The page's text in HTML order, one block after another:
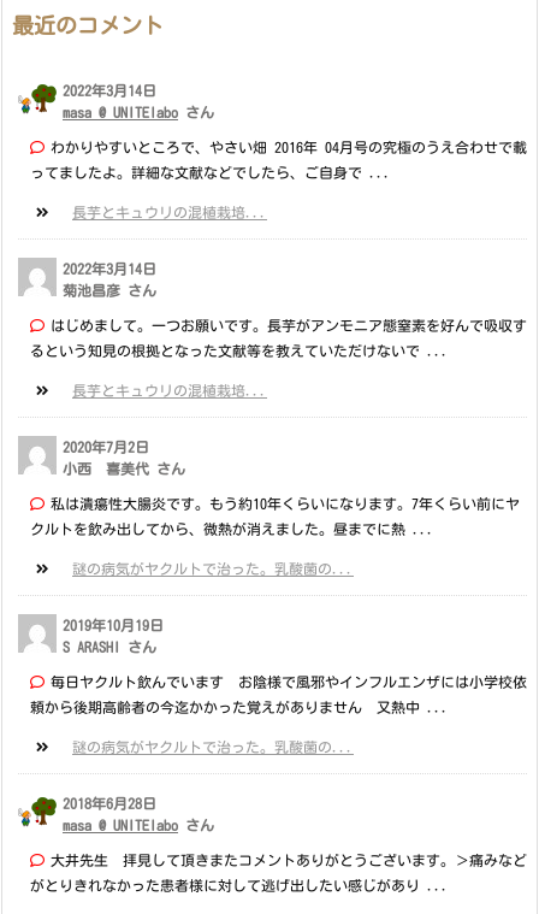
最近のコメント
2022年3月14日
masa @ UNITElabo さん
わかりやすいところで、やさい畑 2016年 04月号の究極のうえ合わせで載
ってましたよ。詳細な文献などでしたら、ご自身で ...
長芋とキュウリの混植栽培...
2022年3月14日
菊池昌彦 さん
はじめまして。一つお願いです。長芋がアンモニア態窒素を好んで吸収す
るという知見の根拠となった文献等を教えていただけないで ...
長芋とキュウリの混植栽培...
2020年7月2日
小西 喜美代 さん
私は潰瘍性大腸炎です。もう約10年くらいになります。7年くらい前にヤ
クルトを飲み出してから、微熱が消えました。昼までに熱 ...
謎の病気がヤクルトで治った。乳酸菌の...
2019年10月19日
S ARASHI さん
毎日ヤクルト飲んでいます お陰様で風邪やインフルエンザには小学校依
頼から後期高齢者の今迄かかった覚えがありません 又熱中 ...
謎の病気がヤクルトで治った。乳酸菌の...
2018年6月28日
masa @ UNITElabo さん
大井先生 拝見して頂きまたコメントありがとうございます。＞痛みなど
がとりきれなかった患者様に対して逃げ出したい感じがあり ...